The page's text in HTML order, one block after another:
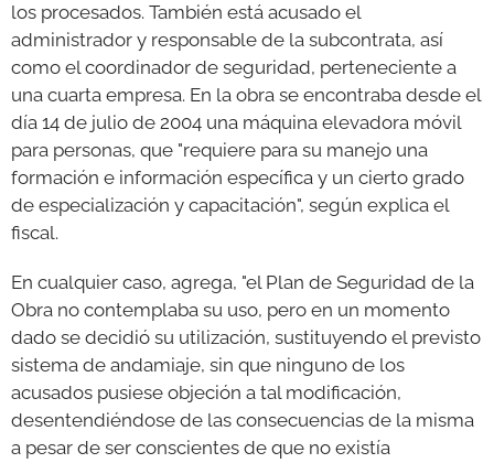
los procesados. También está acusado el
administrador y responsable de la subcontrata, así
como el coordinador de seguridad, perteneciente a
una cuarta empresa. En la obra se encontraba desde el
día 14 de julio de 2004 una máquina elevadora móvil
para personas, que "requiere para su manejo una
formación e información específica y un cierto grado
de especialización y capacitación", según explica el
fiscal.
En cualquier caso, agrega, "el Plan de Seguridad de la
Obra no contemplaba su uso, pero en un momento
dado se decidió su utilización, sustituyendo el previsto
sistema de andamiaje, sin que ninguno de los
acusados pusiese objeción a tal modificación,
desentendiéndose de las consecuencias de la misma
a pesar de ser conscientes de que no existía